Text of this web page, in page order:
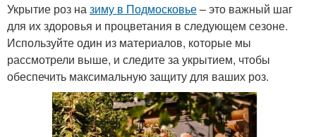
Укрытие роз назиму в Подмосковье– это важный шаг
для их здоровья и процветания в следующем сезоне.
Используйте один из материалов, которые мы
рассмотрели выше, и следите за укрытием, чтобы
обеспечить максимальную защиту для ваших роз.